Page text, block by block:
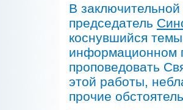
В
председатель
коснувшийся
информационном
проповедовать
этой работы,
прочие